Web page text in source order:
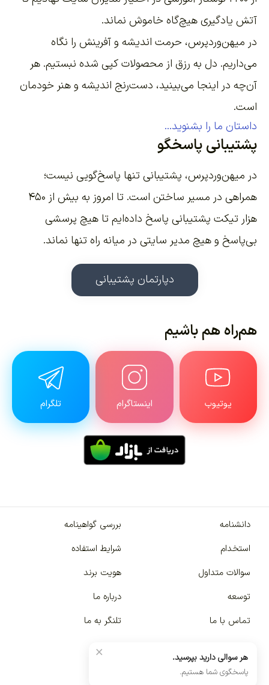
آتش یادگیری هیچ‌گاه خاموش نماند.
در میهن‌وردپرس، حرمت اندیشه و آفرینش را نگاه
می‌داریم. دل به رزق از محصولات کپی شده نبستیم. هر
آن‌چه در اینجا می‌بینید، دست‌رنج اندیشه و هنر خودمان
است.
داستان ما را بشنوید...
پشتیبانی پاسخگو
در میهن‌وردپرس، پشتیبانی تنها پاسخ‌گویی نیست؛
همراهی در مسیر ساختن است. تا امروز به بیش از ۴۵۰
هزار تیکت پشتیبانی پاسخ داده‌ایم تا هیچ پرسشی
بی‌پاسخ و هیچ مدیر سایتی در میانه راه تنها نماند.
دپارتمان پشتیبانی
هم‌راه هم باشیم
یوتیوب اینستاگرام تلگرام
دانشنامه
بررسی گواهینامه
استخدام
شرایط استفاده
سوالات متداول
هویت برند
توسعه
درباره ما
تماس با ما
تلنگر به ما
× هر سوالی دارید بپرسید.
پاسخگوی شما هستیم.